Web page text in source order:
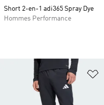
Short 2-en-1 adi365 Spray Dye
Hommes Performance